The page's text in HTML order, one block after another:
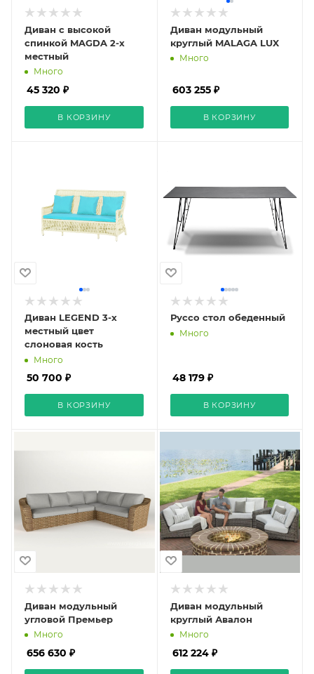
Диван с высокой
спинкой MAGDA 2-х
местный
Много
45 320 ₽
В КОРЗИНУ
Диван модульный
круглый MALAGA LUX
Много
603 255 ₽
В КОРЗИНУ
Диван LEGEND 3-х
местный цвет
слоновая кость
Много
50 700 ₽
В КОРЗИНУ
Руссо стол обеденный
Много
48 179 ₽
В КОРЗИНУ
Диван модульный
угловой Премьер
Много
656 630 ₽
Диван модульный
круглый Авалон
Много
612 224 ₽